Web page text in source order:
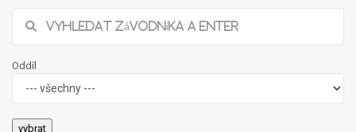
Oddíl